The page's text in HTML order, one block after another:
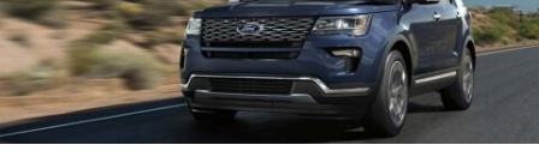
Ford
Custom
Garage
Ford
D-
Tect
Colisión y
Cita de
Servicio
Promociones
Desempeño
Seguridad
Cambiar
Contraseña